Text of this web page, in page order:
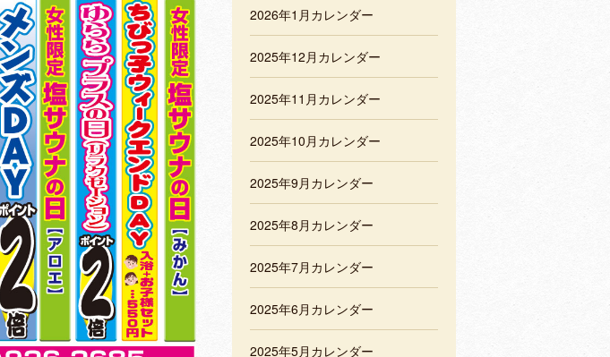
2026年1月カレンダー
2025年12月カレンダー
2025年11月カレンダー
2025年10月カレンダー
2025年9月カレンダー
2025年8月カレンダー
2025年7月カレンダー
2025年6月カレンダー
2025年5月カレンダー